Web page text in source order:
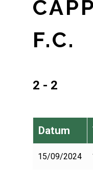
F.C.
2 - 2
Datum
15/09/2024